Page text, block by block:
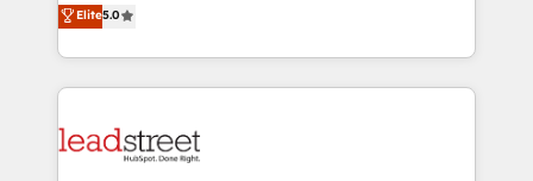
the United States, EU, UAE, Mexico and Latin
America. From casual user to super fan: make
Operating across the UK, Netherlands, Ireland, and
Canada, we’ve delivered thousands of successful
HubSpot projects for mid-market and enterprise
combine HubSpot, data, and AI to design connected
Elite5.0